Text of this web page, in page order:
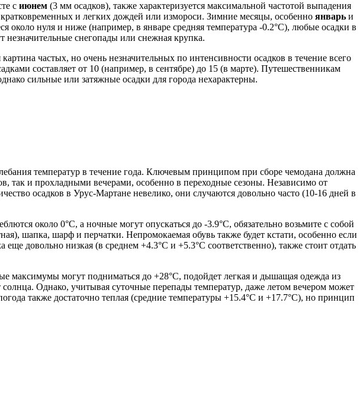
с июнем (3 мм осадков), также характеризуется максимальной частотой выпадения
и легких дождей или измороси. Зимние месяцы, особенно январь и
нуля и ниже (например, в январе средняя температура -0.2°C), любые осадки в
незначительные снегопады или снежная крупка.
частых, но очень незначительных по интенсивности осадков в течение всего
составляет от 10 (например, в сентябре) до 15 (в марте). Путешественникам
сильные или затяжные осадки для города нехарактерны.
температур в течение года. Ключевым принципом при сборе чемодана должна
так и прохладными вечерами, особенно в переходные сезоны. Независимо от
осадков в Урус-Мартане невелико, они случаются довольно часто (10-16 дней в
около 0°C, а ночные могут опускаться до -3.9°C, обязательно возьмите с собой
шапка, шарф и перчатки. Непромокаемая обувь также будет кстати, особенно если
довольно низкая (в среднем +4.3°C и +5.3°C соответственно), также стоит отдать
максимумы могут подниматься до +28°C, подойдет легкая и дышащая одежда из
Однако, учитывая суточные перепады температур, даже летом вечером может
также достаточно теплая (средние температуры +15.4°C и +17.7°C), но принцип